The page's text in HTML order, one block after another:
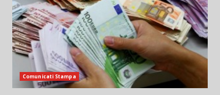
Comunicati Stampa